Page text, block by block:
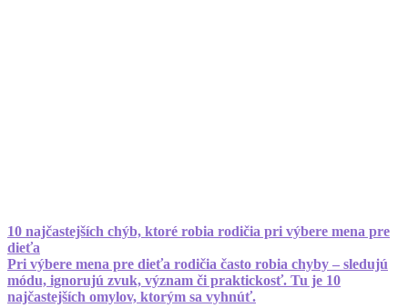
10 najčastejších chýb, ktoré robia rodičia pri výbere mena pre
dieťa
Pri výbere mena pre dieťa rodičia často robia chyby – sledujú
módu, ignorujú zvuk, význam či praktickosť. Tu je 10
najčastejších omylov, ktorým sa vyhnúť.